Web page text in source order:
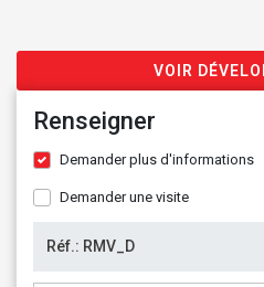
VOIR
Renseigner
Demander plus d'informations
Demander une visite